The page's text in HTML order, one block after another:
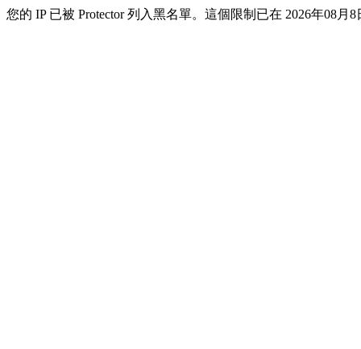
您的 IP 已被 Protector 列入黑名單。這個限制已在 2026年08月